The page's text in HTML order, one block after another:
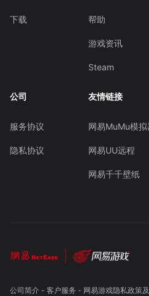
下载 帮助
游戏资讯
Steam
公司
服务协议
隐私协议
友情链接
网易MuMu模拟
网易UU远程
网易千千壁纸
公司简介- 客户服务 - 网易游戏隐私政策